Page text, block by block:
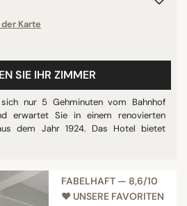
Karte
SIE IHR ZIMMER
nur 5 Gehminuten vom Bahnhof
erwartet Sie in einem renovierten
dem Jahr 1924. Das Hotel bietet
FABELHAFT — 8,6/10
♥︎ UNSERE FAVORITEN